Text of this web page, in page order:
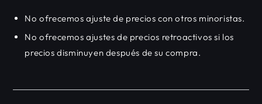
No ofrecemos ajuste de precios con otros minoristas.
No ofrecemos ajustes de precios retroactivos si los
precios disminuyen después de su compra.